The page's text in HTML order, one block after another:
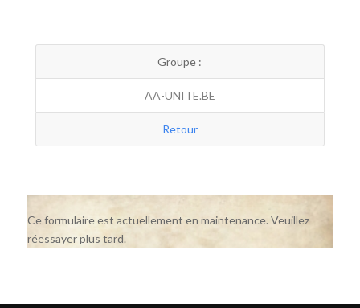
Groupe :
AA-UNITE.BE
Retour
Ce formulaire est actuellement en maintenance. Veuillez
réessayer plus tard.